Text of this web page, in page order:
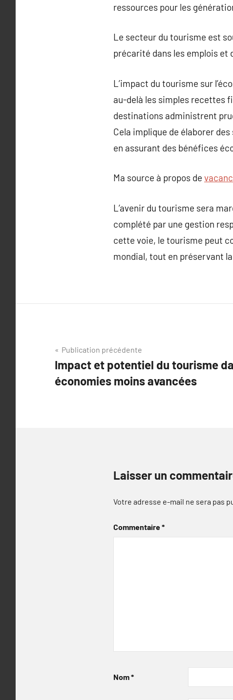
ressources pour les
Le secteur du tourisme est
précarité dans les emplois et
L’impact du tourisme sur
au-delà les simples recettes
destinations administrent
Cela implique de élaborer
en assurant des bénéfices
Ma source à propos de
L’avenir du tourisme sera
complété par une gestion
cette voie, le tourisme peut
mondial, tout en préservant
Navigation
de
l’article
Publication précédente
Impact et potentiel du tourisme
économies moins avancées
Laisser un
Votre adresse e-mail ne sera pas
Commentaire*
Nom*